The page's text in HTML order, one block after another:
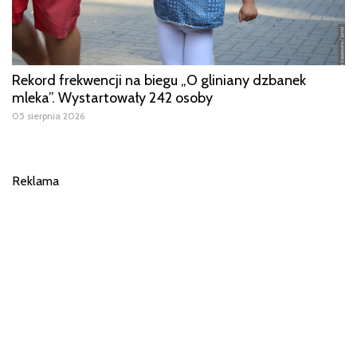
Rekord frekwencji na biegu „O gliniany dzbanek
mleka”. Wystartowały 242 osoby
05 sierpnia 2026
Reklama